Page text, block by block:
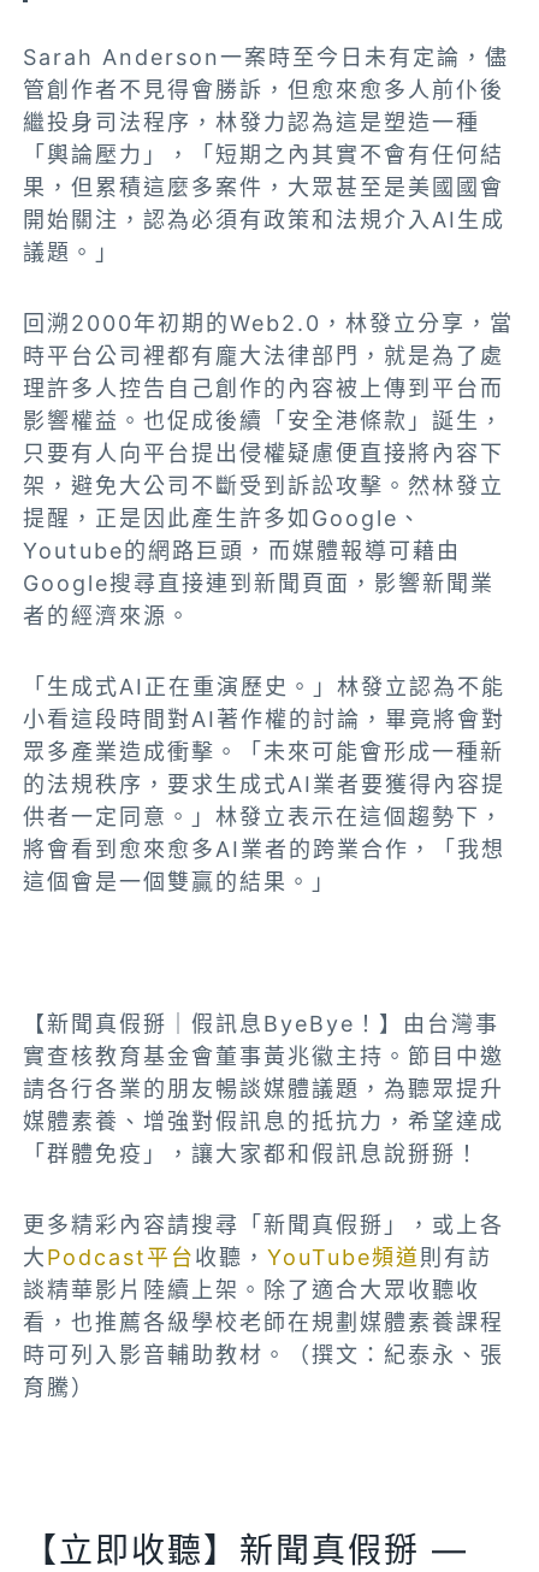
Sarah Anderson一案時至今日未有定論，儘
管創作者不見得會勝訴，但愈來愈多人前仆後
繼投身司法程序，林發力認為這是塑造一種
「輿論壓力」，「短期之內其實不會有任何結
果，但累積這麼多案件，大眾甚至是美國國會
開始關注，認為必須有政策和法規介入AI生成
議題。」
回溯2000年初期的Web2.0，林發立分享，當
時平台公司裡都有龐大法律部門，就是為了處
理許多人控告自己創作的內容被上傳到平台而
影響權益。也促成後續「安全港條款」誕生，
只要有人向平台提出侵權疑慮便直接將內容下
架，避免大公司不斷受到訴訟攻擊。然林發立
提醒，正是因此產生許多如Google、
Youtube的網路巨頭，而媒體報導可藉由
Google搜尋直接連到新聞頁面，影響新聞業
者的經濟來源。
「生成式AI正在重演歷史。」林發立認為不能
小看這段時間對AI著作權的討論，畢竟將會對
眾多產業造成衝擊。「未來可能會形成一種新
的法規秩序，要求生成式AI業者要獲得內容提
供者一定同意。」林發立表示在這個趨勢下，
將會看到愈來愈多AI業者的跨業合作，「我想
這個會是一個雙贏的結果。」
【新聞真假掰｜假訊息ByeBye！】由台灣事
實查核教育基金會董事黃兆徽主持。節目中邀
請各行各業的朋友暢談媒體議題，為聽眾提升
媒體素養、增強對假訊息的抵抗力，希望達成
「群體免疫」，讓大家都和假訊息說掰掰！
更多精彩內容請搜尋「新聞真假掰」，或上各
大Podcast平台收聽，YouTube頻道則有訪
談精華影片陸續上架。除了適合大眾收聽收
看，也推薦各級學校老師在規劃媒體素養課程
時可列入影音輔助教材。（撰文：紀泰永、張
育騰）
【立即收聽】新聞真假掰 —